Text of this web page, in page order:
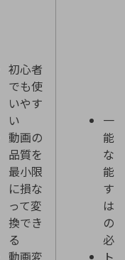
初心者
でも使
いやす
い
動画の
品質を
最小限
に損な
って変
換でき
る
一
能
な
能
す
は
の
必要